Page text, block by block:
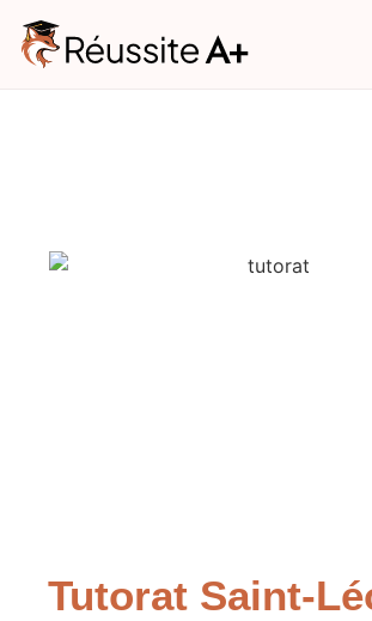
Tutorat Saint-
LinkedIn
gratuite